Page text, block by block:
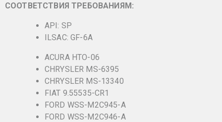
СООТВЕТСТВИЯ ТРЕБОВАНИЯМ:
API: SP
ILSAC: GF-6A
ACURA HTO-06
CHRYSLER MS-6395
CHRYSLER MS-13340
FIAT 9.55535-CR1
FORD WSS-M2C945-A
FORD WSS-M2C946-A